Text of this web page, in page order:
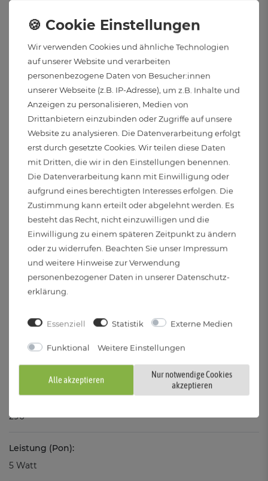
Max. Wattzahl des Leuchtmittels:
60 Watt
Aluminium, Baumwolle
Oberflächenbehandlung:
Pulverbeschichtet
Schutzart:
Anwendungsbereich:
Nur zum Gebrauch in geschlossenen Räumen
Stromversorgung:
Kabelgebunden
220 bis 240 Volt und 50 Hertz
Elektr. Schutzklasse:
Abstrahlwinkel:
290°
Leistung (Pon):
5 Watt
Wir verwenden Cookies und ähnliche Technologien
auf unserer Website und verarbeiten
personenbezogene Daten von Besucher:innen
unserer Webseite (z.B. IP-Adresse), um z.B. Inhalte und
Anzeigen zu personalisieren, Medien von
Drittanbietern einzubinden oder Zugriffe auf unsere
Website zu analysieren. Die Datenverarbeitung erfolgt
erst durch gesetzte Cookies. Wir teilen diese Daten
mit Dritten, die wir in den Einstellungen benennen.
Die Datenverarbeitung kann mit Einwilligung oder
aufgrund eines berechtigten Interesses erfolgen. Die
Zustimmung kann erteilt oder abgelehnt werden. Es
besteht das Recht, nicht einzuwilligen und die
Einwilligung zu einem späteren Zeitpunkt zu ändern
oder zu widerrufen. Beachten Sie unser Impressum
und weitere Hinweise zur Verwendung
personenbezogener Daten in unserer Daten­schutz­
erklärung
Essenziell Statistik Externe Medien
Funktional Weitere Einstellungen
Alle akzeptieren
Nur notwendige Cookies
akzeptieren